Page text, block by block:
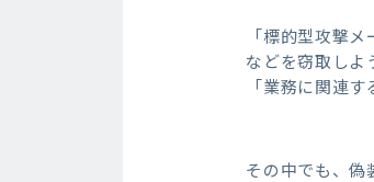
「標的型攻撃
などを窃取しよ
「業務に関連
その中でも、偽